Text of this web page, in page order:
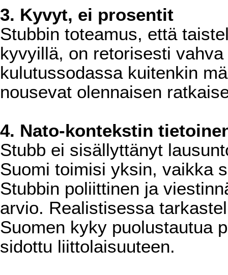
3. Kyvyt, ei prosentit
Stubbin toteamus, että
kyvyillä, on retorisesti
kulutussodassa kuitenkin
nousevat olennaisen
4. Nato-kontekstin
Stubb ei sisällyttänyt
Suomi toimisi yksin, vaikka
Stubbin poliittinen ja
arvio. Realistisessa
Suomen kyky puolustautua
sidottu liittolaisuuteen.